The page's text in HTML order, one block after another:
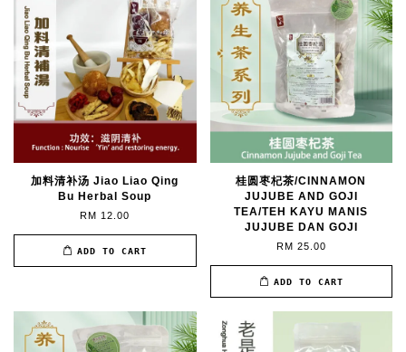
加料清补汤 Jiao Liao Qing
Bu Herbal Soup
RM 12.00
ADD TO CART
桂圆枣杞茶/CINNAMON
JUJUBE AND GOJI
TEA/TEH KAYU MANIS
JUJUBE DAN GOJI
RM 25.00
ADD TO CART